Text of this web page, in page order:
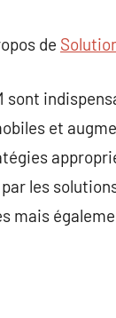
de
sont
et
les
mais